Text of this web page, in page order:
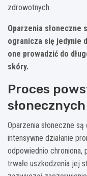
zdrowotnych.
Oparzenia
ogranicza się jedynie
one prowadzić do
skóry.
Proces
słonecznych
Oparzenia słoneczne
intensywne działanie
odpowiednio chroniona,
trwałe uszkodzenia jej